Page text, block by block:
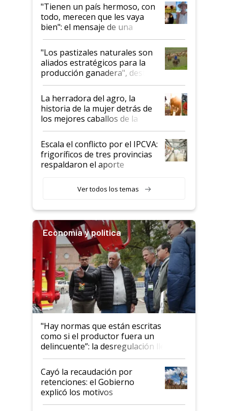
"Tienen un país hermoso, con
todo, merecen que les vaya
bien": el mensaje de una
ganadera uruguaya sobre las
oportunidades que se abren
para el agro en Argentina, con
foco en la carne
"Los pastizales naturales son
aliados estratégicos para la
producción ganadera", destaca
la iniciativa que ya reúne a 46
establecimientos en Argentina
La herradora del agro, la
historia de la mujer detrás de
los mejores caballos de la
Argentina y los mitos que
todavía hacen sufrir a estos
animales: "Mientras me
descalificaban, yo seguí
haciendo currículum"
Escala el conflicto por el IPCVA:
frigoríficos de tres provincias
respaldaron el aporte
Ver todos los temas
Economía y política
"Hay normas que están escritas
como si el productor fuera un
delincuente”: la desregulación llegó
al Congreso Aapresid y hasta se
habló del financiamiento al IPCVA
Cayó la recaudación por
retenciones: el Gobierno
explicó los motivos